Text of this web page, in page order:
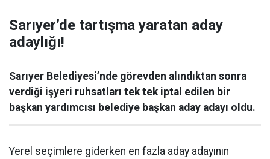
Sarıyer’de tartışma yaratan aday
adaylığı!
Sarıyer Belediyesi’nde görevden alındıktan sonra
verdiği işyeri ruhsatları tek tek iptal edilen bir
başkan yardımcısı belediye başkan aday adayı oldu.
Yerel seçimlere giderken en fazla aday adayının